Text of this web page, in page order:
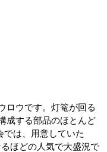
ロウです。灯篭が回る
成する部品のほとんど
では、用意していた
ほどの人気で大盛況で